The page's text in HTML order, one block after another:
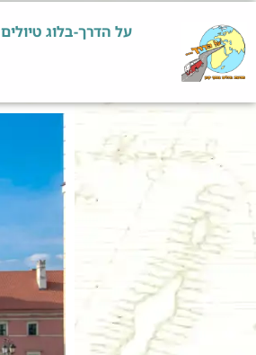
על הדרך-בלוג טיולים